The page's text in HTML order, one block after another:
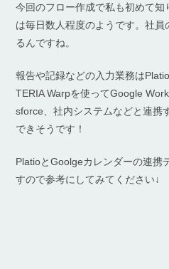
今回のフロー作成で私も初めて
は毎日数人程度のようです。社
るんですね。
報告や記録などの入力業務は
TERIA Warpを使ってGoogle
sforce、社内システムなどと連携
できそうです！
PlatioとGoolgeカレンダーの連携
すので参考にしてみてください↓